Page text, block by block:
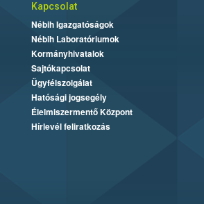
Kapcsolat
Nébih Igazgatóságok
Nébih Laboratóriumok
Kormányhivatalok
Sajtókapcsolat
Ügyfélszolgálat
Hatósági jogsegély
Élelmiszermentő Központ
Hírlevél feliratkozás